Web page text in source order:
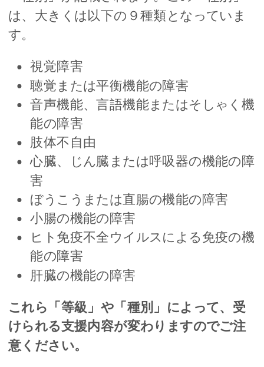
は、大きくは以下の９種類となっていま
す。
視覚障害
聴覚または平衡機能の障害
音声機能、言語機能またはそしゃく機
能の障害
肢体不自由
心臓、じん臓または呼吸器の機能の障
害
ぼうこうまたは直腸の機能の障害
小腸の機能の障害
ヒト免疫不全ウイルスによる免疫の機
能の障害
肝臓の機能の障害
これら「等級」や「種別」によって、受
けられる支援内容が変わりますのでご注
意ください。